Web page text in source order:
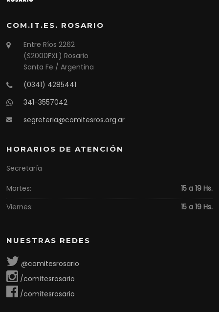
COM.IT.ES. ROSARIO
Entre Ríos 2262
(S2000FXL) Rosario
Santa Fe / Argentina
(0341) 4285441
341-3557042
segreteria@comitesros.org.ar
HORARIOS DE ATENCIÓN
Secretaría
Martes:
15 a 19 Hs.
Viernes:
15 a 19 Hs.
NUESTRAS REDES
@comitesrosario
/comitesrosario
/comitesrosario